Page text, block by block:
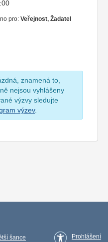
pro: Veřejnost, Žadatel
znamená to,
nejsou vyhlášeny
výzvy sledujte
výzev.
šance
Prohlášení